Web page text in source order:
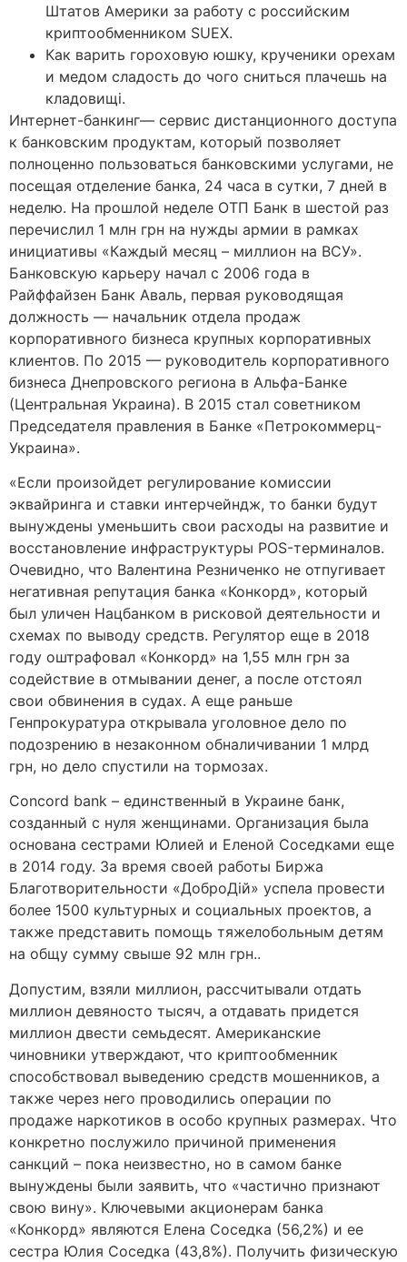
Штатов Америки за работу с российским
криптообменником SUEX.
Как варить гороховую юшку, крученики орехам
и медом сладость до чого сниться плачешь на
кладовищі.
Интернет-банкинг— сервис дистанционного доступа
к банковским продуктам, который позволяет
полноценно пользоваться банковскими услугами, не
посещая отделение банка, 24 часа в сутки, 7 дней в
неделю. На прошлой неделе ОТП Банк в шестой раз
перечислил 1 млн грн на нужды армии в рамках
инициативы «Каждый месяц – миллион на ВСУ».
Банковскую карьеру начал с 2006 года в
Райффайзен Банк Аваль, первая руководящая
должность — начальник отдела продаж
корпоративного бизнеса крупных корпоративных
клиентов. По 2015 — руководитель корпоративного
бизнеса Днепровского региона в Альфа-Банке
(Центральная Украина). В 2015 стал советником
Председателя правления в Банке «Петрокоммерц-
Украина».
«Если произойдет регулирование комиссии
эквайринга и ставки интерчейндж, то банки будут
вынуждены уменьшить свои расходы на развитие и
восстановление инфраструктуры POS-терминалов.
Очевидно, что Валентина Резниченко не отпугивает
негативная репутация банка «Конкорд», который
был уличен Нацбанком в рисковой деятельности и
схемах по выводу средств. Регулятор еще в 2018
году оштрафовал «Конкорд» на 1,55 млн грн за
содействие в отмывании денег, а после отстоял
свои обвинения в судах. А еще раньше
Генпрокуратура открывала уголовное дело по
подозрению в незаконном обналичивании 1 млрд
грн, но дело спустили на тормозах.
Concord bank – единственный в Украине банк,
созданный с нуля женщинами. Организация была
основана сестрами Юлией и Еленой Соседками еще
в 2014 году. За время своей работы Биржа
Благотворительности «ДоброДій» успела провести
более 1500 культурных и социальных проектов, а
также представить помощь тяжелобольным детям
на общу сумму свыше 92 млн грн..
Допустим, взяли миллион, рассчитывали отдать
миллион девяносто тысяч, а отдавать придется
миллион двести семьдесят. Американские
чиновники утверждают, что криптообменник
способствовал выведению средств мошенников, а
также через него проводились операции по
продаже наркотиков в особо крупных размерах. Что
конкретно послужило причиной применения
санкций – пока неизвестно, но в самом банке
вынуждены были заявить, что «частично признают
свою вину». Ключевыми акционерам банка
«Конкорд» являются Елена Соседка (56,2%) и ее
сестра Юлия Соседка (43,8%). Получить физическую